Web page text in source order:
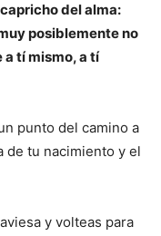
del alma:
posiblemente no
a tí mismo, a tí
punto del camino a
de tu nacimiento y el
y volteas para